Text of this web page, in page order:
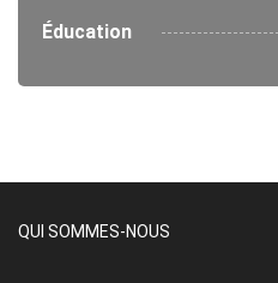
Éducation
QUI SOMMES-NOUS